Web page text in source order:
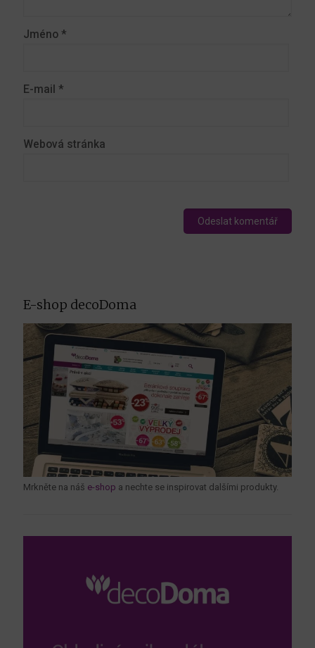
Jméno *
E-mail *
Webová stránka
E-shop decoDoma
Mrkněte na náš e-shop a nechte se inspirovat dalšími produkty.